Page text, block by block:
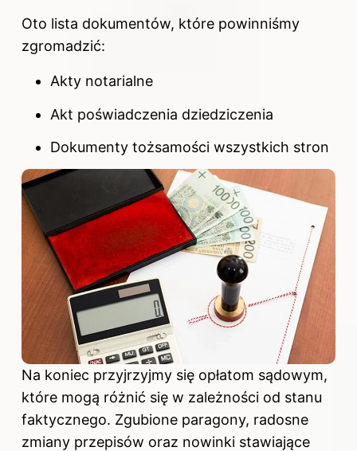
Oto lista dokumentów, które powinniśmy
zgromadzić:
Akty notarialne
Akt poświadczenia dziedziczenia
Dokumenty tożsamości wszystkich stron
Na koniec przyjrzyjmy się opłatom sądowym,
które mogą różnić się w zależności od stanu
faktycznego. Zgubione paragony, radosne
zmiany przepisów oraz nowinki stawiające